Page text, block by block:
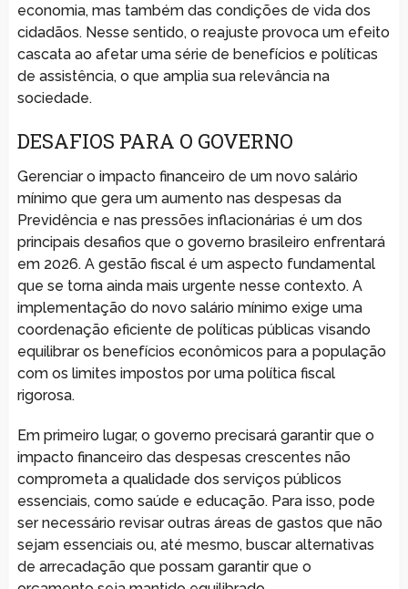
economia, mas também das condições de vida dos
cidadãos. Nesse sentido, o reajuste provoca um efeito
cascata ao afetar uma série de benefícios e políticas
de assistência, o que amplia sua relevância na
sociedade.
DESAFIOS PARA O GOVERNO
Gerenciar o impacto financeiro de um novo salário
mínimo que gera um aumento nas despesas da
Previdência e nas pressões inflacionárias é um dos
principais desafios que o governo brasileiro enfrentará
em 2026. A gestão fiscal é um aspecto fundamental
que se torna ainda mais urgente nesse contexto. A
implementação do novo salário mínimo exige uma
coordenação eficiente de políticas públicas visando
equilibrar os benefícios econômicos para a população
com os limites impostos por uma política fiscal
rigorosa.
Em primeiro lugar, o governo precisará garantir que o
impacto financeiro das despesas crescentes não
comprometa a qualidade dos serviços públicos
essenciais, como saúde e educação. Para isso, pode
ser necessário revisar outras áreas de gastos que não
sejam essenciais ou, até mesmo, buscar alternativas
de arrecadação que possam garantir que o